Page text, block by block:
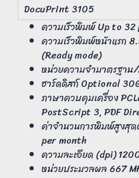
DocuPrint 3105
ความเร็วพิมพ์ Up to
ความเร็วพิมพ์หน้าแรก
(Ready mode)
หน่วยความจำมาตรฐาน
ฮาร์ดดิสก์ Optional
ภาษาควบคุมเครื่อง
PostScript 3, PDF
ค่าจำนวนการพิมพ์สูงสุ
per month
ความละเอียด (dpi)
หน่วยประมวลผล 667